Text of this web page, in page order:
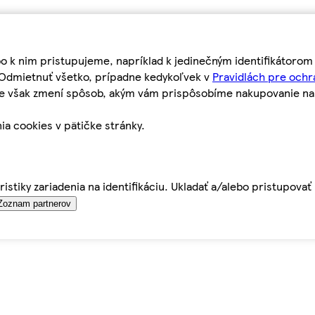
k nim pristupujeme, napríklad k jedinečným
všetko, prípadne kedykoľvek v Pravidlách pre
zmení spôsob, akým vám prispôsobíme nakupovanie
cookies v pätičke stránky.
zariadenia na identifikáciu. Ukladať a/alebo
partnerov